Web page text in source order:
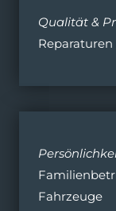
Qualität &
Fahrzeuge